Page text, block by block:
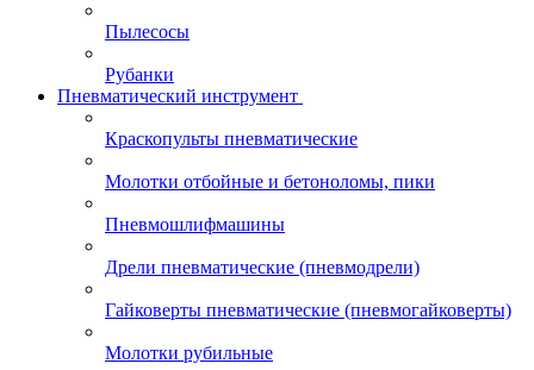
Пылесосы
Рубанки
Пневматический инструмент
Краскопульты пневматические
Молотки отбойные и бетоноломы, пики
Пневмошлифмашины
Дрели пневматические (пневмодрели)
Гайковерты пневматические (пневмогайковерты)
Молотки рубильные